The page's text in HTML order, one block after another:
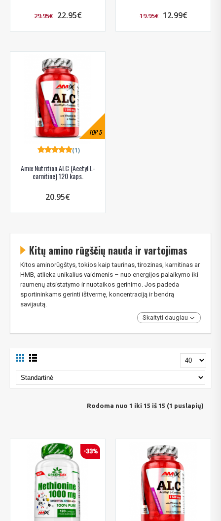
29.95€ 22.95€ 19.95€ 12.99€
TOP5
Amix Nutrition ALC (Acetyl L-
carnitine) 120 kaps.
(1)
20.95€
Kitų amino rūgščių nauda ir vartojimas
Kitos aminorūgštys, tokios kaip taurinas, tirozinas, karnitinas ar
HMB, atlieka unikalius vaidmenis – nuo energijos palaikymo iki
raumenų atsistatymo ir nuotaikos gerinimo. Jos padeda
sportininkams gerinti ištvermę, koncentraciją ir bendrą
savijautą.
Skaityti daugiau
Rodoma nuo 1 iki 15 iš 15 (1 puslapių)
-33%